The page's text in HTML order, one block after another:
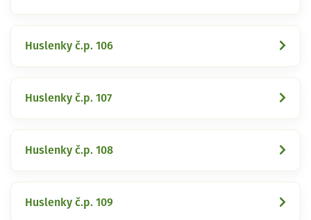
Huslenky č.p. 106
Huslenky č.p. 107
Huslenky č.p. 108
Huslenky č.p. 109